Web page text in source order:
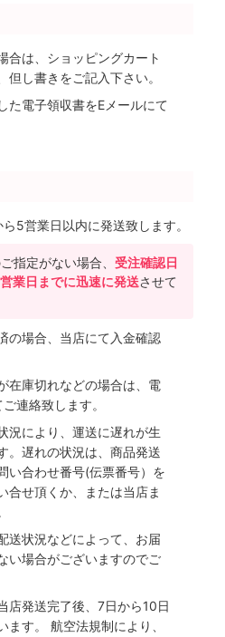
合は、ショッピングカート
但し書きをご記入下さい。
た電子領収書をEメールにて
5営業日以内に発送致します。
指定がない場合、 受注確認日
業日までに迅速に発送させて
の場合、当店にて入金確認
在庫切れなどの場合は、電
連絡致します。
況により、運送に遅れが生
。遅れの状況は、商品発送
い合わせ番号(伝票番号）を
合せ頂くか、または当店ま
送状況などによって、お届
い場合がございますのでご
店発送完了後、7日から10日
す。 航空法規制により、